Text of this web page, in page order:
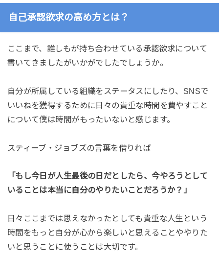
自己承認欲求の高め方とは？
ここまで、誰しもが持ち合わせている承認欲求について
書いてきましたがいかがでしたでしょうか。
自分が所属している組織をステータスにしたり、SNSで
いいねを獲得するために日々の貴重な時間を費やすこと
について僕は時間がもったいないと感じます。
スティーブ・ジョブズの言葉を借りれば
「もし今日が人生最後の日だとしたら、今やろうとして
いることは本当に自分のやりたいことだろうか？」
日々ここまでは思えなかったとしても貴重な人生という
時間をもっと自分が心から楽しいと思えることややりた
いと思うことに使うことは大切です。